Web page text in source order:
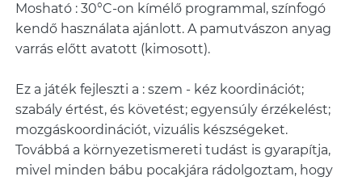
Mosható : 30°C-on kímélő programmal, színfogó
kendő használata ajánlott. A pamutvászon anyag
varrás előtt avatott (kimosott).
Ez a játék fejleszti a : szem - kéz koordinációt;
szabály értést, és követést; egyensúly érzékelést;
mozgáskoordinációt, vizuális készségeket.
Továbbá a környezetismereti tudást is gyarapítja,
mivel minden bábu pocakjára rádolgoztam, hogy